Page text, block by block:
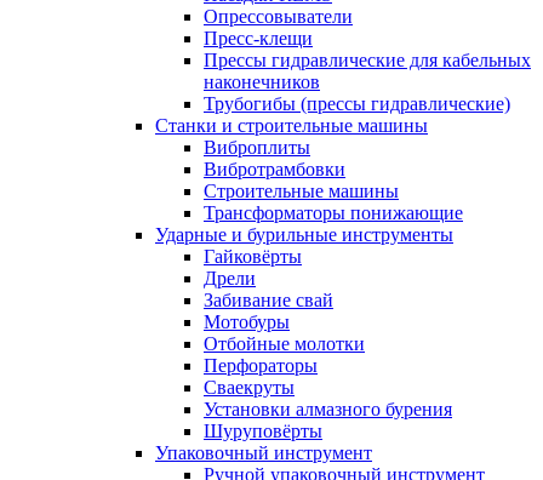
Опрессовыватели
Пресс-клещи
Прессы гидравлические для кабельных
наконечников
Трубогибы (прессы гидравлические)
Станки и строительные машины
Виброплиты
Вибротрамбовки
Строительные машины
Трансформаторы понижающие
Ударные и бурильные инструменты
Гайковёрты
Дрели
Забивание свай
Мотобуры
Отбойные молотки
Перфораторы
Сваекруты
Установки алмазного бурения
Шуруповёрты
Упаковочный инструмент
Ручной упаковочный инструмент